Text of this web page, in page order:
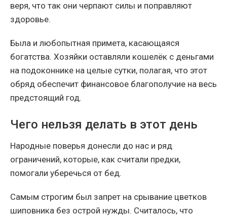
веря, что так они черпают силы и поправляют
здоровье.
Была и любопытная примета, касающаяся
богатства. Хозяйки оставляли кошелёк с деньгами
на подоконнике на целые сутки, полагая, что этот
обряд обеспечит финансовое благополучие на весь
предстоящий год.
Чего нельзя делать в этот день
Народные поверья донесли до нас и ряд
ограничений, которые, как считали предки,
помогали уберечься от бед.
Самым строгим был запрет на срывание цветков
шиповника без острой нужды. Считалось, что